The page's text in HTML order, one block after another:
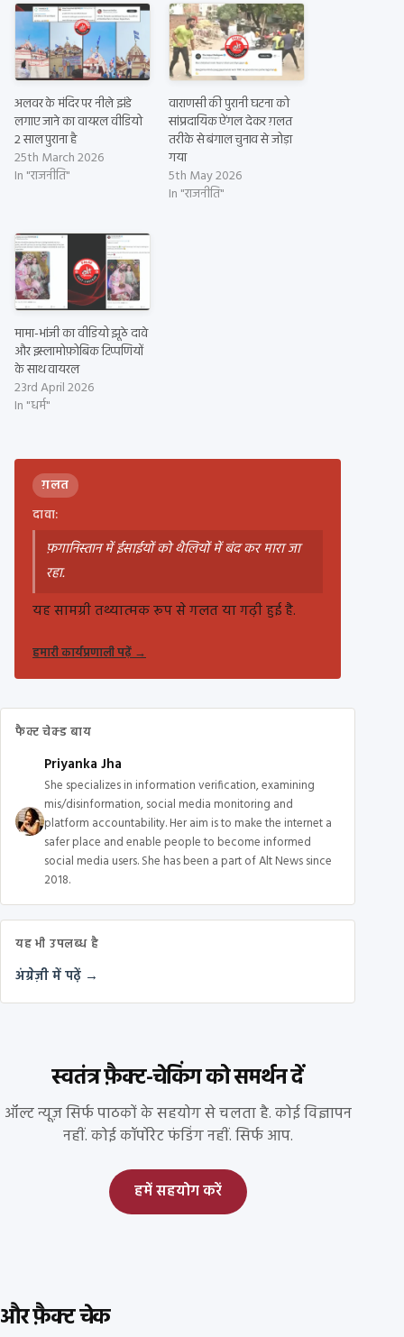
अलवर के मंदिर पर नीले झंडे
लगाए जाने का वायरल वीडियो
2 साल पुराना है
25th March 2026
In "राजनीति"
वाराणसी की पुरानी घटना को
सांप्रदायिक ऐंगल देकर ग़लत
तरीके से बंगाल चुनाव से जोड़ा
गया
5th May 2026
In "राजनीति"
मामा-भांजी का वीडियो झूठे दावे
और इस्लामोफ़ोबिक टिप्पणियों
के साथ वायरल
23rd April 2026
In "धर्म"
ग़लत
दावा:
फ़गानिस्तान में ईसाईयों को थैलियों में बंद कर मारा जा
रहा.
यह सामग्री तथ्यात्मक रूप से गलत या गढ़ी हुई है.
हमारी कार्यप्रणाली पढ़ें→
फैक्ट चेक्ड बाय
Priyanka Jha
She specializes in information verification, examining
mis/disinformation, social media monitoring and
platform accountability. Her aim is to make the internet a
safer place and enable people to become informed
social media users. She has been a part of Alt News since
2018.
यह भी उपलब्ध है
अंग्रेज़ी में पढ़ें →
स्वतंत्र फ़ैक्ट-चेकिंग को समर्थन दें
ऑल्ट न्यूज़ सिर्फ पाठकों के सहयोग से चलता है. कोई विज्ञापन
नहीं. कोई कॉर्पोरेट फंडिंग नहीं. सिर्फ आप.
हमें सहयोग करें
और फ़ैक्ट चेक